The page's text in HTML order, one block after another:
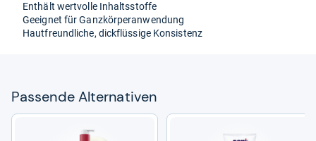
Ent­hält wert­volle Inhaltss­toffe
Geeig­net für Ganz­kör­peran­wen­dung
Haut­freund­li­che, dick­flüs­sige Kon­sis­tenz
Pas­sende Alter­na­ti­ven